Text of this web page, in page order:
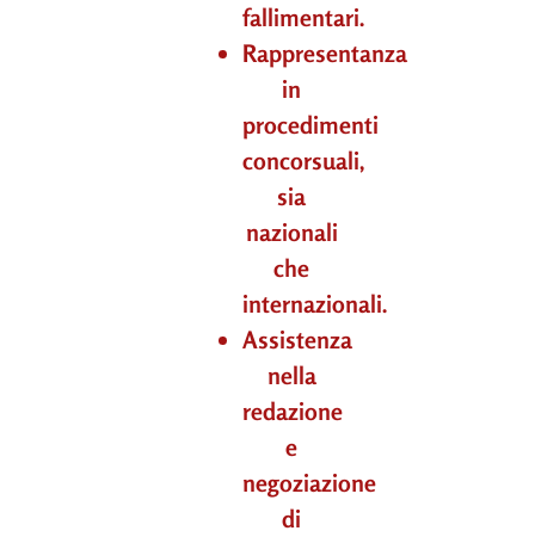
fallimentari.
Rappresentanza
in
procedimenti
concorsuali,
sia
nazionali
che
internazionali.
Assistenza
nella
redazione
e
negoziazione
di